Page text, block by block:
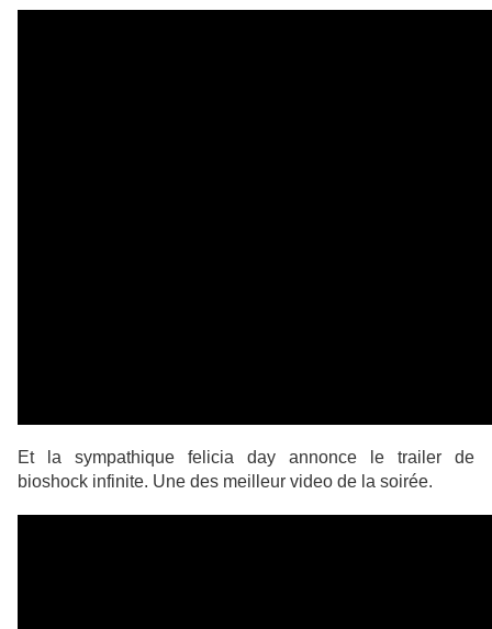
Et la sympathique felicia day annonce le trailer de
bioshock infinite. Une des meilleur video de la soirée.